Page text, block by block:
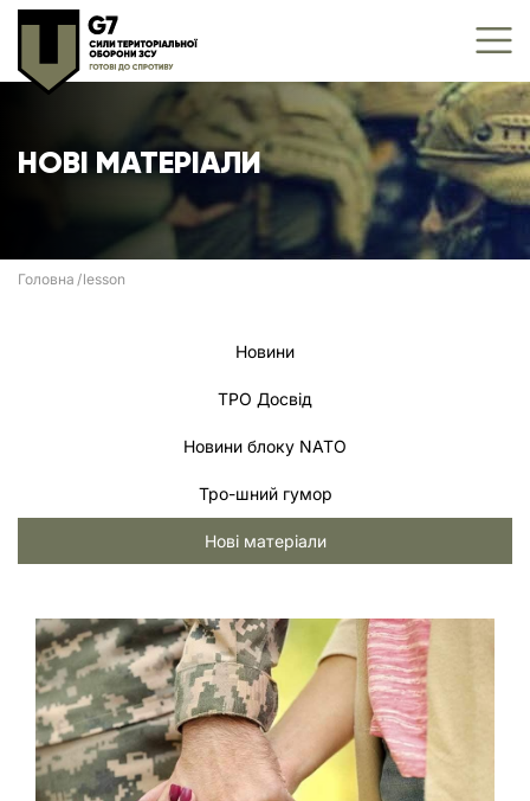
НОВІ МАТЕРІАЛИ
Головна lesson
Новини
ТРО Досвід
Новини блоку NATO
Тро-шний гумор
Нові матеріали